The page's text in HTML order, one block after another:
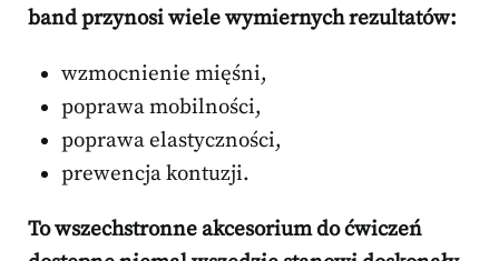
band przynosi wiele wymiernych rezultatów:
wzmocnienie mięśni,
poprawa mobilności,
poprawa elastyczności,
prewencja kontuzji.
To wszechstronne akcesorium do ćwiczeń